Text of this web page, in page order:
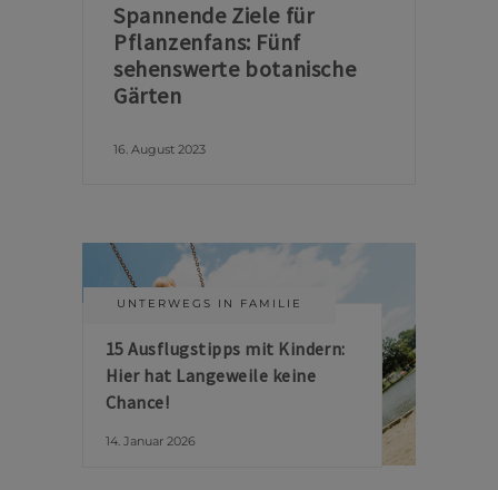
Spannende Ziele für
Pflanzenfans: Fünf
sehenswerte botanische
Gärten
16. August 2023
UNTERWEGS IN FAMILIE
15 Ausflugstipps mit Kindern:
Hier hat Langeweile keine
Chance!
14. Januar 2026